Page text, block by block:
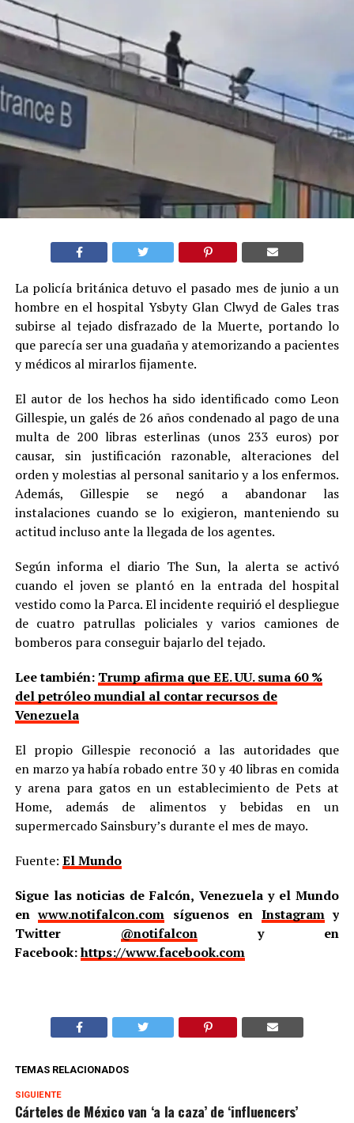
La policía británica detuvo el pasado mes de junio a un
hombre en el hospital Ysbyty Glan Clwyd de Gales tras
subirse al tejado disfrazado de la Muerte, portando lo
que parecía ser una guadaña y atemorizando a pacientes
y médicos al mirarlos fijamente.
El autor de los hechos ha sido identificado como Leon
Gillespie, un galés de 26 años condenado al pago de una
multa de 200 libras esterlinas (unos 233 euros) por
causar, sin justificación razonable, alteraciones del
orden y molestias al personal sanitario y a los enfermos.
Además, Gillespie se negó a abandonar las
instalaciones cuando se lo exigieron, manteniendo su
actitud incluso ante la llegada de los agentes.
Según informa el diario The Sun, la alerta se activó
cuando el joven se plantó en la entrada del hospital
vestido como la Parca. El incidente requirió el despliegue
de cuatro patrullas policiales y varios camiones de
bomberos para conseguir bajarlo del tejado.
Lee también: Trump afirma que EE. UU. suma 60 %
del petróleo mundial al contar recursos de
Venezuela
El propio Gillespie reconoció a las autoridades que
en marzo ya había robado entre 30 y 40 libras en comida
y arena para gatos en un establecimiento de Pets at
Home, además de alimentos y bebidas en un
supermercado Sainsbury’s durante el mes de mayo.
Fuente: El Mundo
Sigue las noticias de Falcón, Venezuela y el Mundo
enwww.notifalcon.com síguenos en Instagramy
Twitter @notifalcony en
Facebook:https://www.facebook.com
TEMAS RELACIONADOS
SIGUIENTE
Cárteles de México van ‘a la caza’ de ‘influencers’